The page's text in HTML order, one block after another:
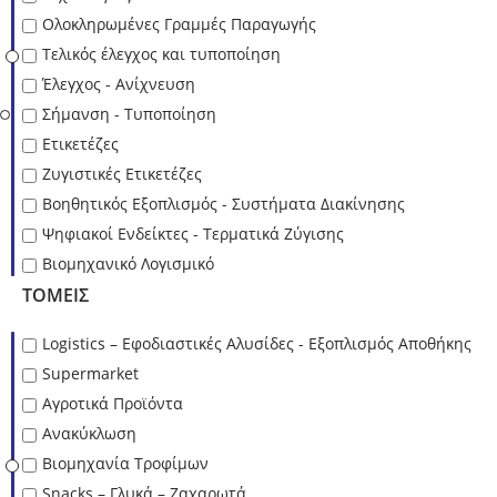
Ολοκληρωμένες Γραμμές Παραγωγής
Τελικός έλεγχος και τυποποίηση
Έλεγχος - Ανίχνευση
Σήμανση - Τυποποίηση
Ετικετέζες
Ζυγιστικές Ετικετέζες
Βοηθητικός Εξοπλισμός - Συστήματα Διακίνησης
Ψηφιακοί Ενδείκτες - Tερματικά Ζύγισης
Βιομηχανικό Λογισμικό
ΤΟΜΕΊΣ
Logistics – Εφοδιαστικές Αλυσίδες - Εξοπλισμός Αποθήκης
Supermarket
Αγροτικά Προϊόντα
Ανακύκλωση
Βιομηχανία Τροφίμων